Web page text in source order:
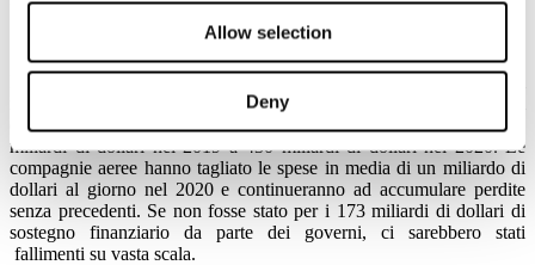
Allow selection
Deny
Pubblicato: 11 Gennaio 2021
Nel settore aeronautico i ricavi sono scesi da 838 miliardi di dollari
nel 2019 a 328 miliardi di dollari nel 2020, i vettori sono stati
costretti a lottare per rimanere a galla, tagliando i costi da 795
miliardi di dollari nel 2019 a 430 miliardi di dollari nel 2020. Le
compagnie aeree hanno tagliato le spese in media di un miliardo di
dollari al giorno nel 2020 e continueranno ad accumulare perdite
senza precedenti. Se non fosse stato per i 173 miliardi di dollari di
sostegno finanziario da parte dei governi, ci sarebbero stati
fallimenti su vasta scala.